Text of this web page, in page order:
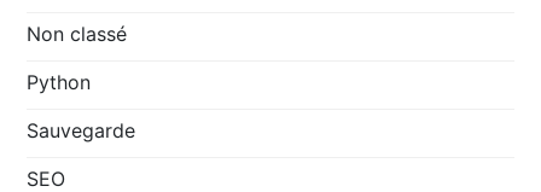
Non classé
Python
Sauvegarde
SEO